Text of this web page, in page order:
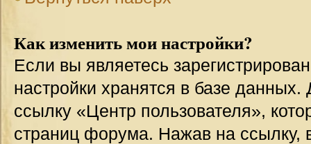
Как изменить мои настройки?
Если вы являетесь
настройки хранятся в базе
ссылку «Центр пользователя»,
страниц форума. Нажав на ссылку,